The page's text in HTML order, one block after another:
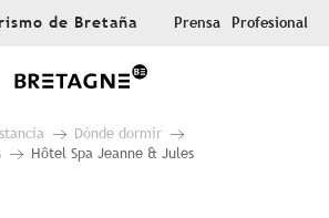
de Bretaña Prensa Profesional
Dónde dormir
Hôtel Spa Jeanne & Jules